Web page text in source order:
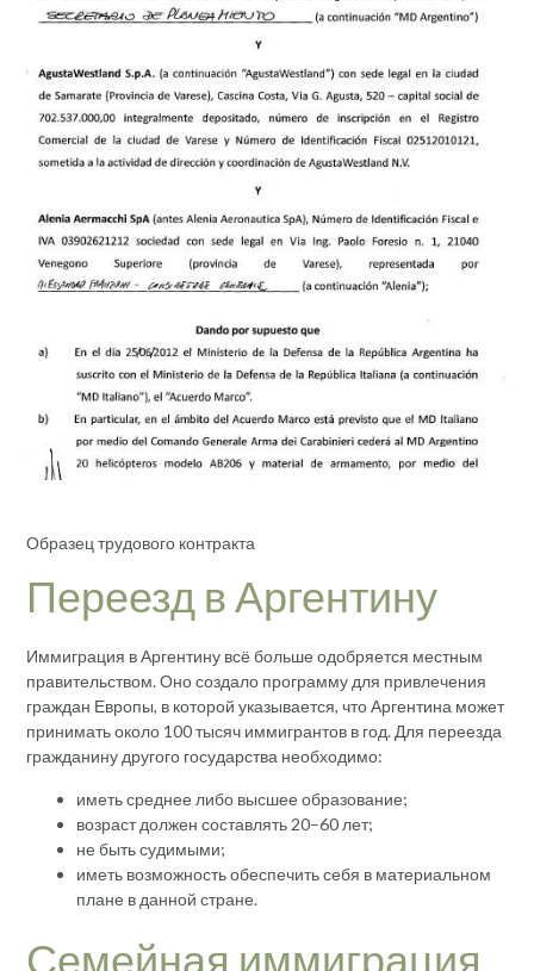
Образец трудового контракта
Переезд в Аргентину
Иммиграция в Аргентину всё больше одобряется местным
правительством. Оно создало программу для привлечения
граждан Европы, в которой указывается, что Аргентина может
принимать около 100 тысяч иммигрантов в год. Для переезда
гражданину другого государства необходимо:
иметь среднее либо высшее образование;
возраст должен составлять 20–60 лет;
не быть судимыми;
иметь возможность обеспечить себя в материальном
плане в данной стране.
Семейная иммиграция